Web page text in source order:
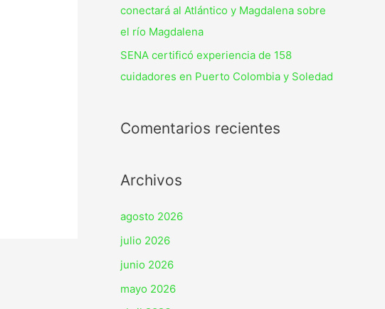
conectará al Atlántico y Magdalena sobre
el río Magdalena
SENA certificó experiencia de 158
cuidadores en Puerto Colombia y Soledad
Comentarios recientes
Archivos
agosto 2026
julio 2026
junio 2026
mayo 2026